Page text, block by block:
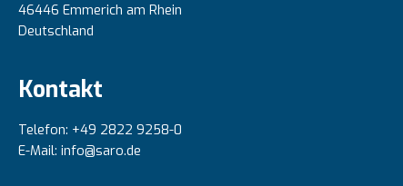
46446 Emmerich am Rhein
Deutschland
Kontakt
Telefon: +49 2822 9258-0
E-Mail: info@saro.de